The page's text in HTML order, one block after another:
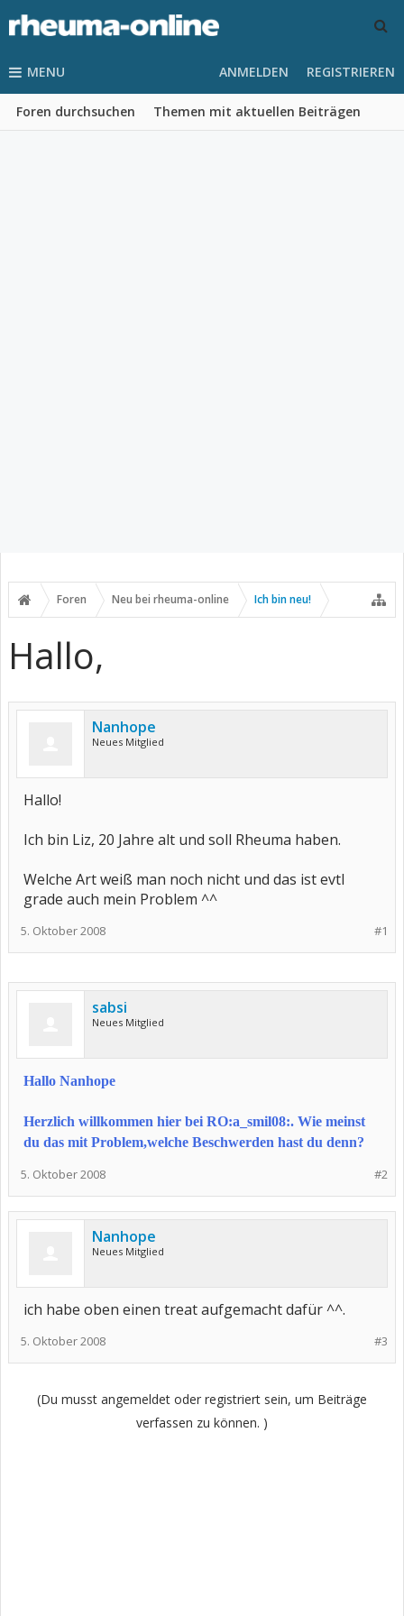
MENU
Foren durchsuchen Themen mit aktuellen Beiträgen
ANMELDEN REGISTRIEREN
Foren Neu bei rheuma-online Ich bin neu!
Hallo,
Nanhope
Neues Mitglied
Hallo!
Ich bin Liz, 20 Jahre alt und soll Rheuma haben.
Welche Art weiß man noch nicht und das ist evtl
grade auch mein Problem ^^
#1
5. Oktober 2008
sabsi
Neues Mitglied
Hallo Nanhope
Herzlich willkommen hier bei RO:a_smil08:. Wie meinst
du das mit Problem,welche Beschwerden hast du denn?
#2
5. Oktober 2008
Nanhope
Neues Mitglied
ich habe oben einen treat aufgemacht dafür ^^.
#3
5. Oktober 2008
(Du musst angemeldet oder registriert sein, um Beiträge
verfassen zu können. )